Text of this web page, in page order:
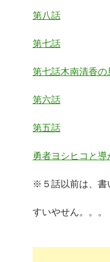
第八話
第七話
第七話木南清香の
第六話
第五話
勇者ヨシヒコと
※５話以前は、書
すいやせん。。。